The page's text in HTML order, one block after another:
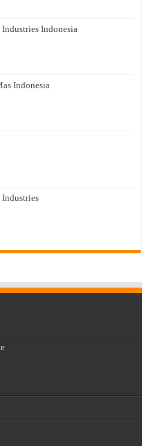
Indonesia
Indonesia
Industries